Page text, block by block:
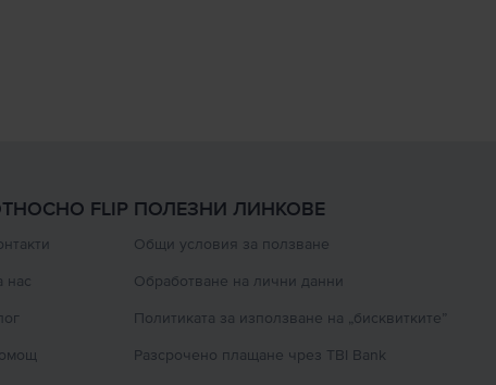
FLIP
нас
ПОЛЕЗНИ ЛИНКОВЕ
Oбщи условия за ползване
Oбработване на лични данни
Политиката за използване на „бисквитките”
Разсрочено плащане чрез TBI Bank